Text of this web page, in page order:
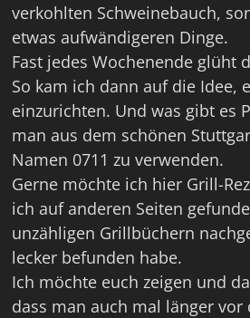
verkohlten Schweinebauch,
etwas aufwändigeren Dinge.
Fast jedes Wochenende glüht
So kam ich dann auf die Idee,
einzurichten. Und was gibt es
man aus dem schönen
Namen 0711 zu verwenden.
Gerne möchte ich hier Grill-
ich auf anderen Seiten
unzähligen Grillbüchern
lecker befunden habe.
Ich möchte euch zeigen und
dass man auch mal länger vor